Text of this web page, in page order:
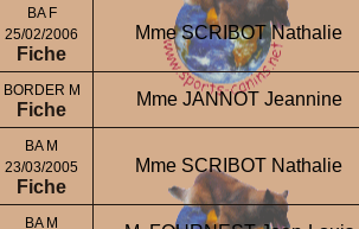
BA F
25/02/2006
Fiche
Mme SCRIBOT Nathalie
BORDER M
Fiche
Mme JANNOT Jeannine
BA M
23/03/2005
Fiche
Mme SCRIBOT Nathalie
BA M